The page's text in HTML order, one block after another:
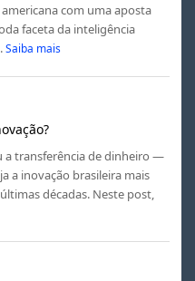
com uma aposta
faceta da inteligência
Saiba mais
a transferência de dinheiro —
a inovação brasileira mais
décadas. Neste post,